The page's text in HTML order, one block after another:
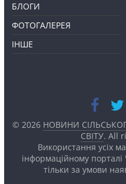
БЛОГИ
ФОТОГАЛЕРЕЯ
ІНШЕ
© 2026 НОВИНИ
СВІТУ. All
Використання усіх
інформаційному
тільки за умови